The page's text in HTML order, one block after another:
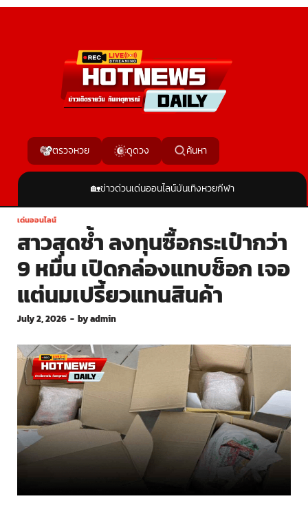
ตรวจหวย ดูดวง ค้นหา
🏡ข่าวด่วนเด่นออนไลน์บันเทิงหวยกีฬา
เด่นออนไลน์
สาวสุดช้ำ ลงทุนซื้อกระเป๋ากว่า
9 หมื่น เปิดกล่องแทบช็อก เจอ
แต่นมเปรี้ยวแทนสินค้า
July 2, 2026 - byadmin